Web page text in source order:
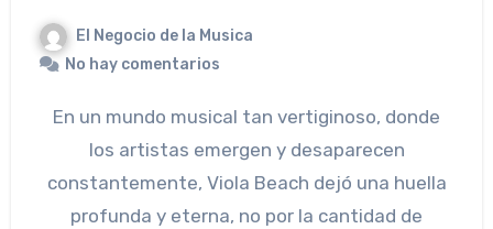
El Negocio de la Musica
No hay comentarios
En un mundo musical tan vertiginoso, donde
los artistas emergen y desaparecen
constantemente, Viola Beach dejó una huella
profunda y eterna, no por la cantidad de